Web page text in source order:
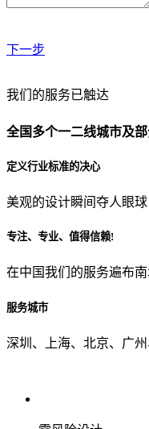
下一步
贵公司预算范围是？
贵公司的团队规模是？
从哪里了解到我们？
我们的服务已触达
全国多个一二线城市及
定义行业标准的决心
美观的设计瞬间夺人眼
专注、专业、值得信赖!
在中国我们的服务遍布
服务城市
深圳、上海、北京、广